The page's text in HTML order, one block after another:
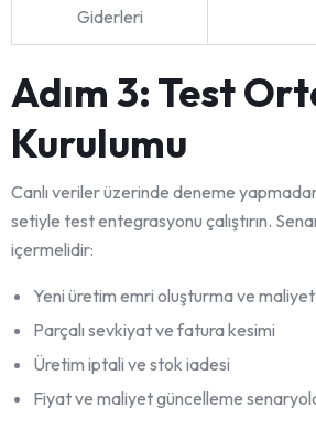
Giderleri
Adım 3: Test
Kurulumu
Canlı veriler üzerinde deneme
setiyle test entegrasyonu çalıştırın.
içermelidir:
Yeni üretim emri oluşturma ve maliyet
Parçalı sevkiyat ve fatura kesimi
Üretim iptali ve stok iadesi
Fiyat ve maliyet güncelleme